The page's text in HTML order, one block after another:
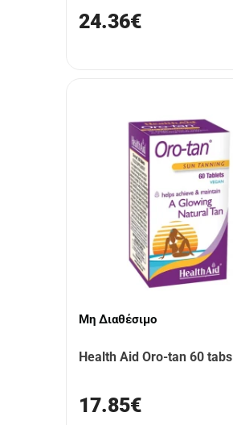
24.36€
Μη Διαθέσιμο
Health Aid Oro-tan 60 tabs
17.85€